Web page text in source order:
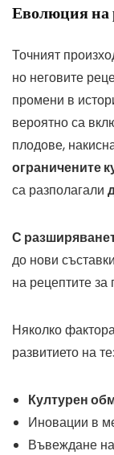
Еволюция на
Точният
но неговите
промени в
вероятно са
плодове,
ограничените
са разполагали
С
до нови
на рецептите
Няколко
развитието на
Културен
Иновации в
Въвеждане